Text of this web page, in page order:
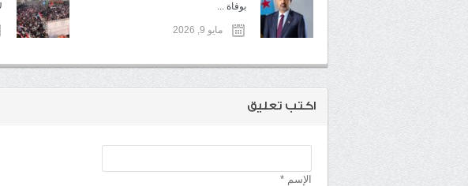
بوفاة ...
مايو 9, 2026
اكتب تعليق
الإسم *